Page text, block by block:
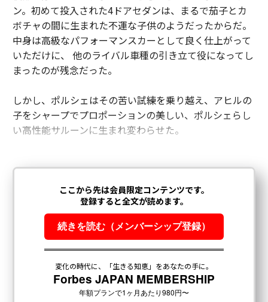
ン。初めて投入された4ドアセダンは、まるで茄子とカ
ボチャの間に生まれた不運な子供のようだったからだ。
中身は高級なパフォーマンスカーとして良く仕上がって
いただけに、 他のライバル車種の引き立て役になってし
まったのが残念だった。
しかし、ポルシェはその苦い試練を乗り越え、アヒルの
子をシャープでプロポーションの美しい、ポルシェらし
い高性能サルーンに生まれ変わらせた。